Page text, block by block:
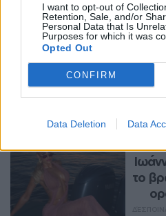
I want to opt-out of
Retention, Sale, and/or
Personal Data that Is
Purposes for which it was
Opted Out
CONFIRM
Data Deletion Data
Η
στην
το